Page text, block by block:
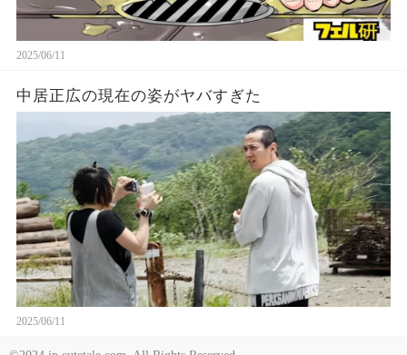
2025/06/11
中居正広の現在の姿がヤバすぎた
2025/06/11